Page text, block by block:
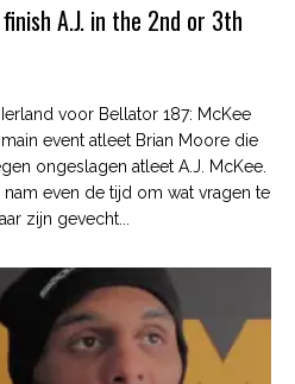
A.J. in the 2nd or 3th
voor Bellator 187: McKee
event atleet Brian Moore die
ongeslagen atleet A.J. McKee.
nam even de tijd om wat vragen te
zijn gevecht...